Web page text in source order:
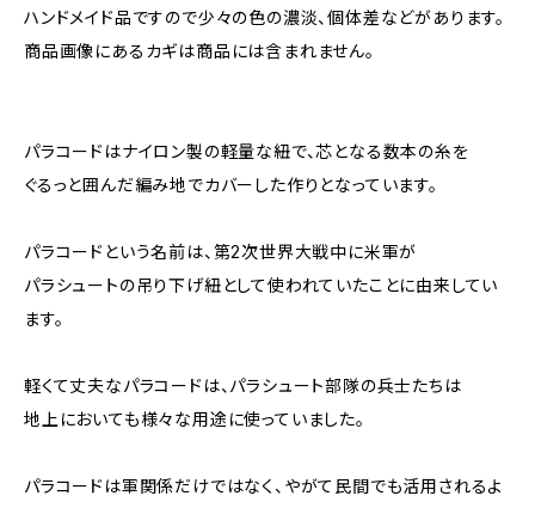
ハンドメイド品ですので少々の色の濃淡、個体差などがあります。
商品画像にあるカギは商品には含まれません。
パラコードはナイロン製の軽量な紐で、芯となる数本の糸を
ぐるっと囲んだ編み地でカバーした作りとなっています。
パラコードという名前は、第2次世界大戦中に米軍が
パラシュートの吊り下げ紐として使われていたことに由来してい
ます。
軽くて丈夫なパラコードは、パラシュート部隊の兵士たちは
地上においても様々な用途に使っていました。
パラコードは軍関係だけではなく、やがて民間でも活用されるよ